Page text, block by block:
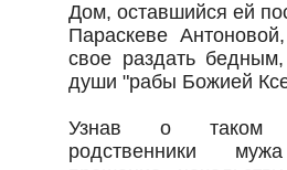
Дом, оставшийся ей
Параскеве
свое раздать
души "рабы Божией
Узнав о таком
родственники